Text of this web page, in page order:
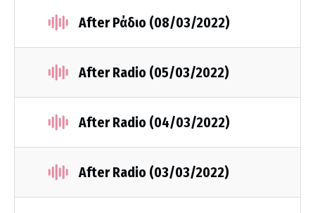
After Ράδιο (08/03/2022)
After Radio (05/03/2022)
After Radio (04/03/2022)
After Radio (03/03/2022)